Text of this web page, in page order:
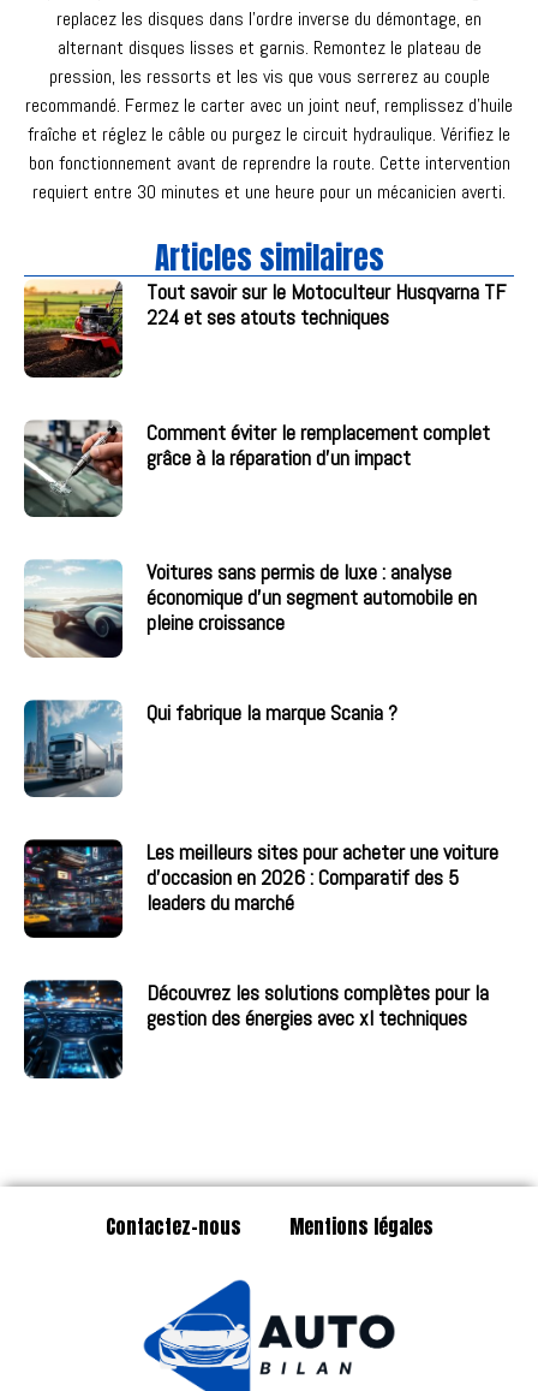
replacez les disques dans l'ordre inverse du démontage, en
alternant disques lisses et garnis. Remontez le plateau de
pression, les ressorts et les vis que vous serrerez au couple
recommandé. Fermez le carter avec un joint neuf, remplissez d'huile
fraîche et réglez le câble ou purgez le circuit hydraulique. Vérifiez le
bon fonctionnement avant de reprendre la route. Cette intervention
requiert entre 30 minutes et une heure pour un mécanicien averti.
Articles similaires
Tout savoir sur le Motoculteur Husqvarna TF
224 et ses atouts techniques
Comment éviter le remplacement complet
grâce à la réparation d’un impact
Voitures sans permis de luxe : analyse
économique d’un segment automobile en
pleine croissance
Qui fabrique la marque Scania ?
Les meilleurs sites pour acheter une voiture
d’occasion en 2026 : Comparatif des 5
leaders du marché
Découvrez les solutions complètes pour la
gestion des énergies avec xl techniques
Contactez-nous Mentions légales